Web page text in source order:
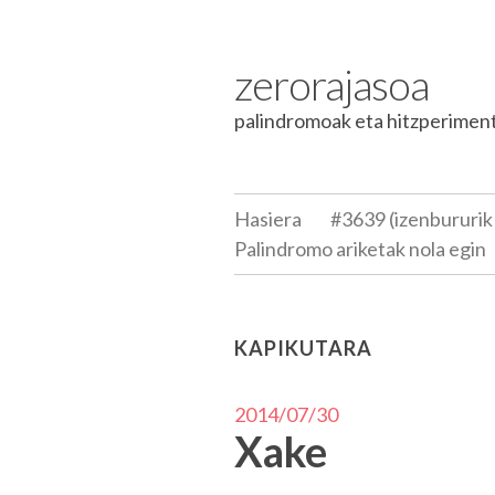
zerorajasoa
palindromoak eta
Hasiera #3639 (izenbururik
Palindromo ariketak nola egin
KAPIKUTARA
2014/07/30
Xake